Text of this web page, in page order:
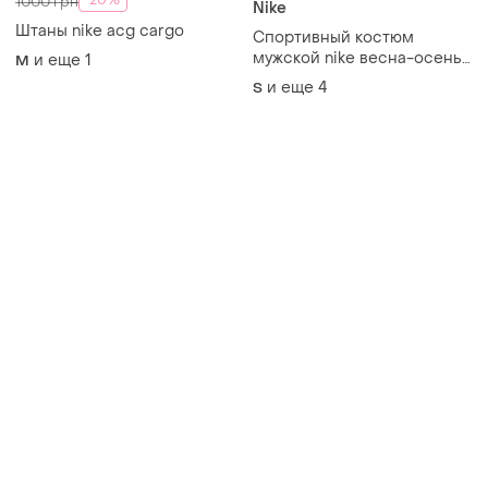
Штаны nike acg cargo
M и еще 1
Nike
Спортивный костюм
мужской nike весна-осень
s,m, l, xl, xxl
S и еще 4